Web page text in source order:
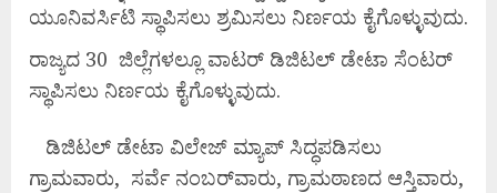
ಯೂನಿವರ್ಸಿಟಿ ಸ್ಥಾಪಿಸಲು ಶ್ರಮಿಸಲು ನಿರ್ಣಯ ಕೈಗೊಳ್ಳುವುದು.
ರಾಜ್ಯದ 30 ಜಿಲ್ಲೆಗಳಲ್ಲೂ ವಾಟರ್ ಡಿಜಿಟಲ್ ಡೇಟಾ ಸೆಂಟರ್
ಸ್ಥಾಪಿಸಲು ನಿರ್ಣಯ ಕೈಗೊಳ್ಳುವುದು.
ಡಿಜಿಟಲ್ ಡೇಟಾ ವಿಲೇಜ್ ಮ್ಯಾಪ್ ಸಿದ್ಧಪಡಿಸಲು
ಗ್ರಾಮವಾರು, ಸರ್ವೆ ನಂಬರ್‌ವಾರು, ಗ್ರಾಮಠಾಣದ ಆಸ್ತಿವಾರು,